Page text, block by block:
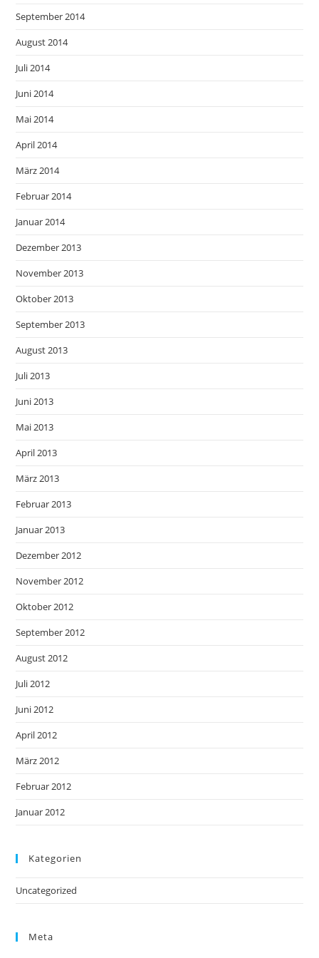
September 2014
August 2014
Juli 2014
Juni 2014
Mai 2014
April 2014
März 2014
Februar 2014
Januar 2014
Dezember 2013
November 2013
Oktober 2013
September 2013
August 2013
Juli 2013
Juni 2013
Mai 2013
April 2013
März 2013
Februar 2013
Januar 2013
Dezember 2012
November 2012
Oktober 2012
September 2012
August 2012
Juli 2012
Juni 2012
April 2012
März 2012
Februar 2012
Januar 2012
Kategorien
Uncategorized
Meta